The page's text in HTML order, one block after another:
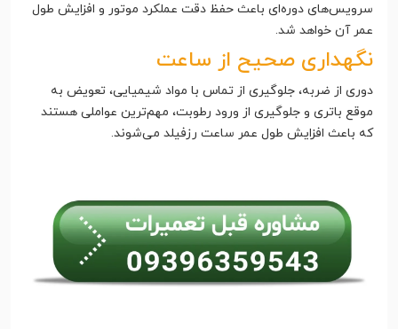
سرویس‌های دوره‌ای باعث حفظ دقت عملکرد موتور و افزایش طول
عمر آن خواهد شد.
نگهداری صحیح از ساعت
دوری از ضربه، جلوگیری از تماس با مواد شیمیایی، تعویض به
موقع باتری و جلوگیری از ورود رطوبت، مهم‌ترین عواملی هستند
که باعث افزایش طول عمر ساعت رزفیلد می‌شوند.